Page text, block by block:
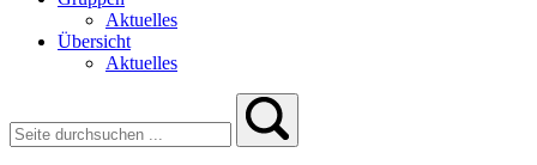
Aktuelles
Übersicht
Aktuelles